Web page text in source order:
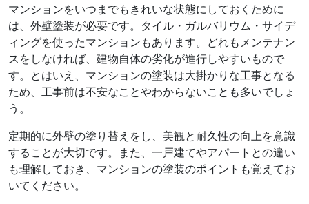
マンションをいつまでもきれいな状態にしておくために
は、外壁塗装が必要です。タイル・ガルバリウム・サイデ
ィングを使ったマンションもあります。どれもメンテナン
スをしなければ、建物自体の劣化が進行しやすいもので
す。とはいえ、マンションの塗装は大掛かりな工事となる
ため、工事前は不安なことやわからないことも多いでしょ
う。
定期的に外壁の塗り替えをし、美観と耐久性の向上を意識
することが大切です。また、一戸建てやアパートとの違い
も理解しておき、マンションの塗装のポイントも覚えてお
いてください。